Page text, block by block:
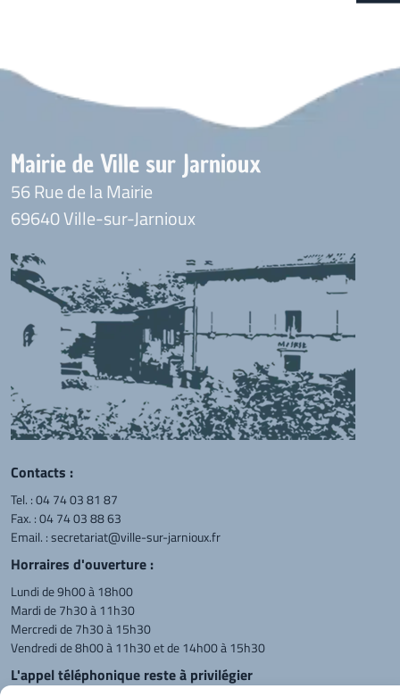
Mairie de Ville sur Jarnioux
56 Rue de la Mairie
69640 Ville-sur-Jarnioux
Contacts :
Tel. :04 74 03 81 87
Fax. : 04 74 03 88 63
Email. :secretariat@ville-sur-jarnioux.fr
Horraires d'ouverture :
Lundi de 9h00 à 18h00
Mardi de 7h30 à 11h30
Mercredi de 7h30 à 15h30
Vendredi de 8h00 à 11h30 et de 14h00 à 15h30
L'appel téléphonique reste à privilégier